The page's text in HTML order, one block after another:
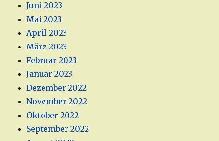
Juni 2023
Mai 2023
April 2023
März 2023
Februar 2023
Januar 2023
Dezember 2022
November 2022
Oktober 2022
September 2022